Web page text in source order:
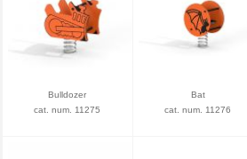
Bulldozer
cat. num. 11275
Bat
cat. num. 11276